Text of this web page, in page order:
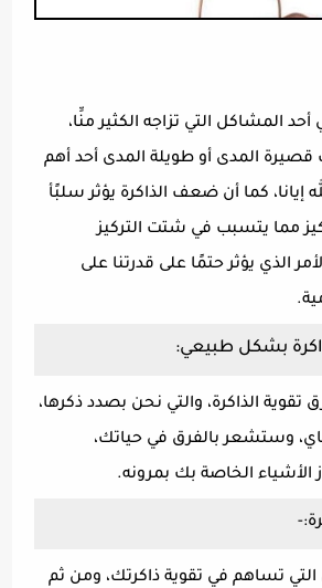
أحد المشاكل التي تزاجه الكثير منِّا،
قصيرة المدى أو طويلة المدى أحد أهم
إيانا، كما أن ضعف الذاكرة يؤثر سلبًأ
مما يتسبب في شتت التركيز
الذي يؤثر حتمًا على قدرتنا على
بشكل طبيعي:
تقوية الذاكرة، والتي نحن بصدد ذكرها،
وستشعر بالفرق في حياتك،
الخاصة بك بمرونه.
التي تساهم في تقوية ذاكرتك، ومن ثم